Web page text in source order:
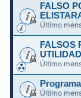
FALSO
Último
FALSOS
Último
Último